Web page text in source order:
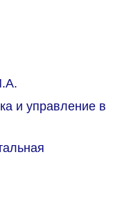
и управление в